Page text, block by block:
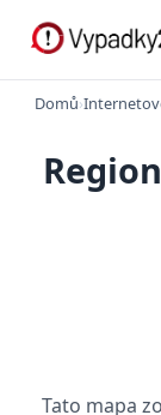
Domů›
Tato mapa